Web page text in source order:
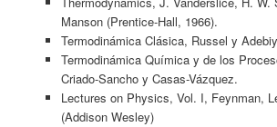
Manson (Prentice-Hall, 1966).
Termodinámica Clásica, Russel y
Termodinámica Química y de los
Criado-Sancho y Casas-Vázquez.
Lectures on Physics, Vol. I, Feynman,
(Addison Wesley)